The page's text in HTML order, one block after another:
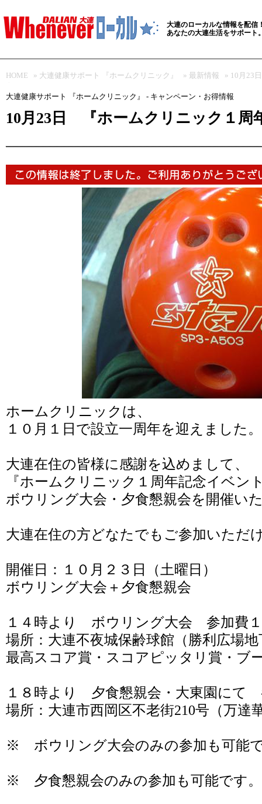
大連のローカルな情報を配信
あなたの大連生活をサポート
HOME » 大連健康サポート 『ホームクリニック』 » 最新情報
» 10月23
大連健康サポート 『ホームクリニック』 - キャンペーン・お得情報
10月23日 『ホームクリニック１周
ホームクリニックは、
１０月１日で設立一周年を迎えました。
大連在住の皆様に感謝を込めまして、
『ホームクリニック１周年記念イベン
ボウリング大会・夕食懇親会を開催い
大連在住の方どなたでもご参加いただ
開催日：１０月２３日（土曜日）
ボウリング大会＋夕食懇親会
１４時より ボウリング大会 参加費
場所：大連不夜城保齢球館（勝利広場
最高スコア賞・スコアピッタリ賞・ブ
１８時より 夕食懇親会・大東園にて
場所：大連市西岡区不老街210号（万達
※ ボウリング大会のみの参加も可能
※ 夕食懇親会のみの参加も可能です。